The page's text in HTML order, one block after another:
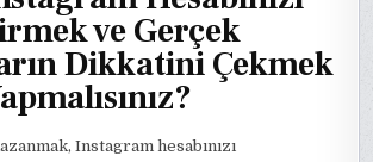
ve Gerçek
Dikkatini Çekmek
Instagram hesabınızı